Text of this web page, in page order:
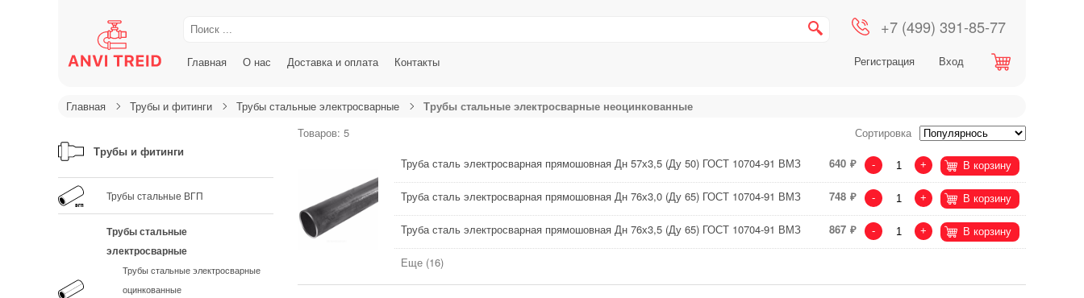
Главная О нас Доставка и оплата Контакты
+7 (499) 391-85-77
Регистрация Вход
Главная Трубы и фитинги Трубы стальные электросварные Трубы стальные электросварные неоцинкованные
Трубы и фитинги
Трубы стальные ВГП
Трубы стальные
электросварные
Трубы стальные электросварные
оцинкованные
Товаров: 5
Сортировка
Труба сталь электросварная прямошовная Дн 57х3,5 (Ду 50) ГОСТ 10704-91 ВМЗ
640 - + В корзину
Труба сталь электросварная прямошовная Дн 76х3,0 (Ду 65) ГОСТ 10704-91 ВМЗ 748 - + В корзину
Труба сталь электросварная прямошовная Дн 76х3,5 (Ду 65) ГОСТ 10704-91 ВМЗ 867 - + В корзину
Еще (16)